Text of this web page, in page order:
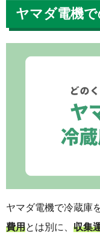
ヤマダ電機
ヤマダ電機で冷蔵庫
費用とは別に、 収集